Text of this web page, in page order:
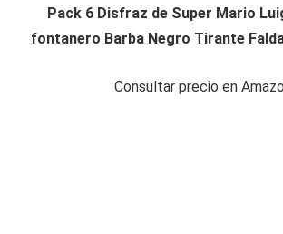
Pack 6 Disfraz de Super Mario
fontanero Barba Negro Tirante
Consultar precio en